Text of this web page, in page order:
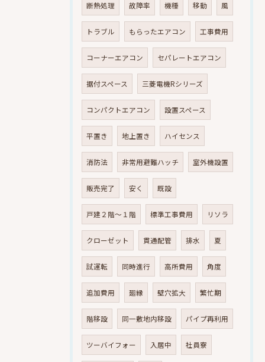
断熱処理 故障率 機種 移動 風
トラブル もらったエアコン 工事費用
コーナーエアコン セパレートエアコン
据付スペース 三菱電機Rシリーズ
コンパクトエアコン 設置スペース
平置き 地上置き ハイセンス
消防法 非常用避難ハッチ 室外機設置
販売完了 安く 既設
戸建２階～１階 標準工事費用 リソラ
クローゼット 貫通配管 排水 夏
試運転 同時進行 高所費用 角度
追加費用 廻縁 壁穴拡大 繁忙期
階移設 同一敷地内移設 パイプ再利用
ツーバイフォー 入居中 社員寮